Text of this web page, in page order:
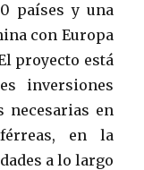
países y una
con Europa
proyecto está
inversiones
necesarias en
en la
a lo largo